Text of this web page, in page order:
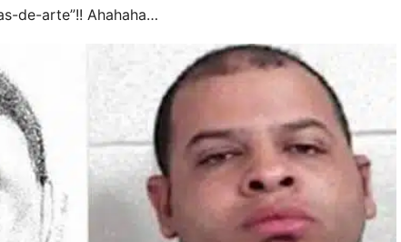
de-arte”!! Ahahaha…